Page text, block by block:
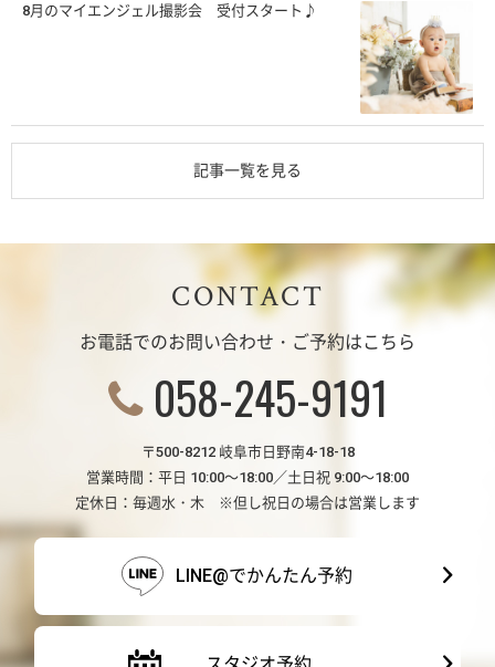
8月のマイエンジェル撮影会 受付スタート♪
記事一覧を見る
CONTACT
お電話でのお問い合わせ・ご予約はこちら
058-245-9191
〒500-8212 岐阜市日野南4-18-18
営業時間：平日 10:00～18:00／土日祝 9:00～18:00
定休日：毎週水・木 ※但し祝日の場合は営業します
LINE@でかんたん予約